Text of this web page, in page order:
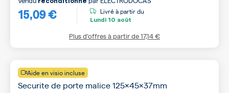
15,09 € Livré à partir du
Lundi 10 août
Plus d’offres à partir de17,14 €
Aide en visio incluse
Securite de porte malice 125x45x37mm